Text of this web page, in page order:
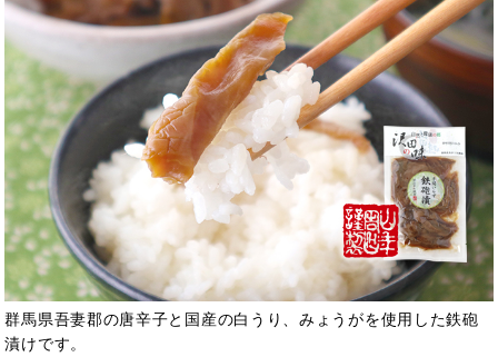
群馬県吾妻郡の唐辛子と国産の白うり、みょうがを使用した鉄砲
漬けです。